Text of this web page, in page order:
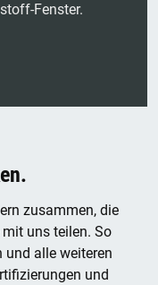
Fenster.
zusammen, die
uns teilen. So
und alle weiteren
und